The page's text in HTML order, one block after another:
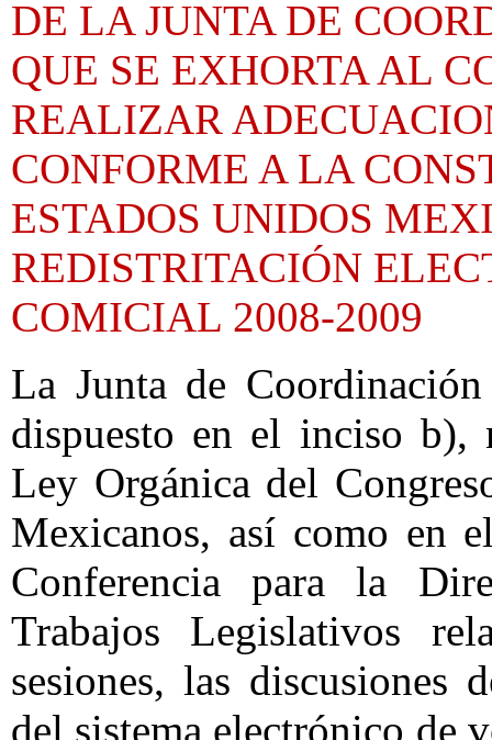
DE LA JUNTA DE
QUE SE EXHORTA AL
REALIZAR
CONFORME A LA
ESTADOS UNIDOS
REDISTRITACIÓN
COMICIAL 2008-2009
La Junta de
dispuesto en el inciso
Ley Orgánica del
Mexicanos, así como en
Conferencia para la
Trabajos Legislativos
sesiones, las discusiones
del sistema electrónico de